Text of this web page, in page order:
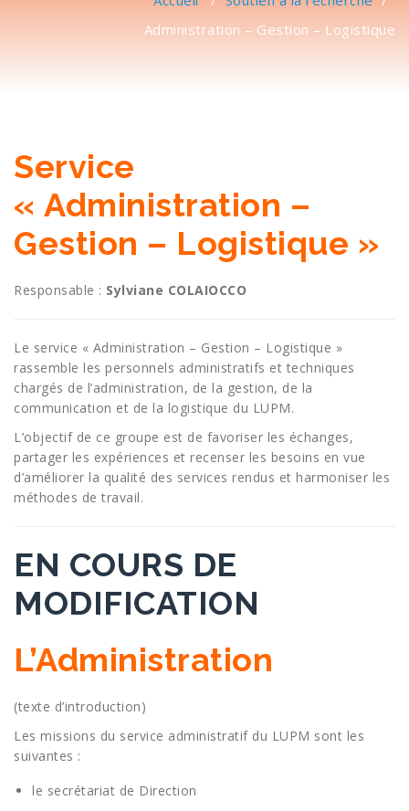
Administration – Gestion – Logistique
Service
« Administration –
Gestion – Logistique »
Responsable : Sylviane COLAIOCCO
Le service « Administration – Gestion – Logistique »
rassemble les personnels administratifs et techniques
chargés de l’administration, de la gestion, de la
communication et de la logistique du LUPM.
L’objectif de ce groupe est de favoriser les échanges,
partager les expériences et recenser les besoins en vue
d’améliorer la qualité des services rendus et harmoniser les
méthodes de travail.
EN COURS DE
MODIFICATION
L’Administration
(texte d’introduction)
Les missions du service administratif du LUPM sont les
suivantes :
le secrétariat de Direction